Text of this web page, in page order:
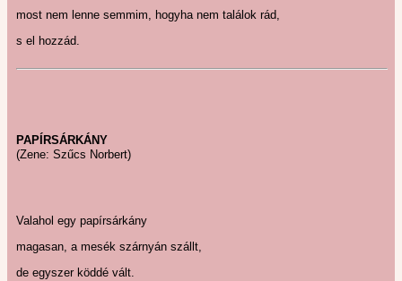
most nem lenne semmim, hogyha nem találok rád,
s el hozzád.
PAPÍRSÁRKÁNY
(Zene: Szűcs Norbert)
Valahol egy papírsárkány
magasan, a mesék szárnyán szállt,
de egyszer köddé vált.